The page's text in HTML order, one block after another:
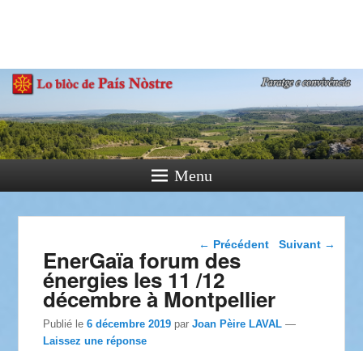
Paratge e Convivència
Menu
Navigation dans les
← Précédent Suivant →
EnerGaïa forum des
énergies les 11 /12
décembre à Montpellier
Publié le6 décembre 2019 parJoan Pèire LAVAL —
Laissez une réponse